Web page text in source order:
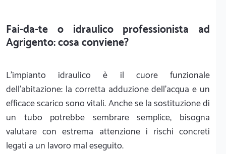
Fai-da-te o idraulico professionista ad
Agrigento: cosa conviene?
L'impianto idraulico è il cuore funzionale
dell'abitazione: la corretta adduzione dell'acqua e un
efficace scarico sono vitali. Anche se la sostituzione di
un tubo potrebbe sembrare semplice, bisogna
valutare con estrema attenzione i rischi concreti
legati a un lavoro mal eseguito.